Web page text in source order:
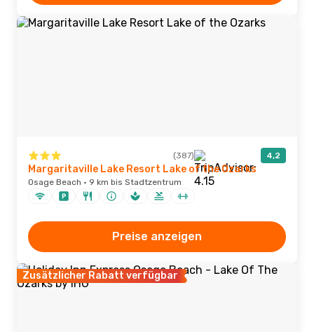
(387) 4,2
Margaritaville Lake Resort Lake of the Ozarks
Osage Beach · 9 km bis Stadtzentrum
Preise anzeigen
Zusätzlicher Rabatt verfügbar